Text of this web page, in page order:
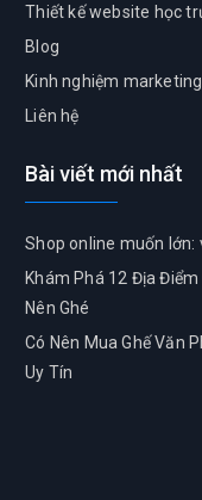
Thiết kế website học
Blog
Kinh nghiệm marketing
Liên hệ
Bài viết mới nhất
Shop online muốn lớn:
Khám Phá 12 Địa
Nên Ghé
Có Nên Mua Ghế Văn
Uy Tín